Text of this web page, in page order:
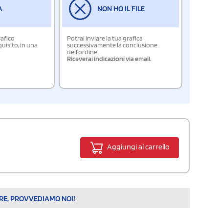
in una
NON HO IL FILE
Potrai inviare la tua grafica
successivamente la conclusione
dell'ordine.
Riceverai indicazioni via email.
Aggiungi al carrello
PROVVEDIAMO NOI!